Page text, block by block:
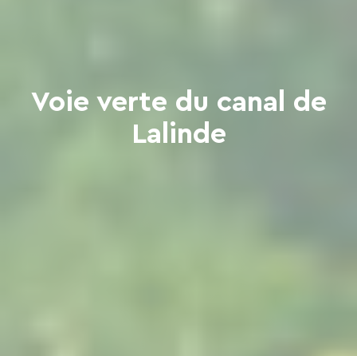
Voie verte du canal de
Lalinde